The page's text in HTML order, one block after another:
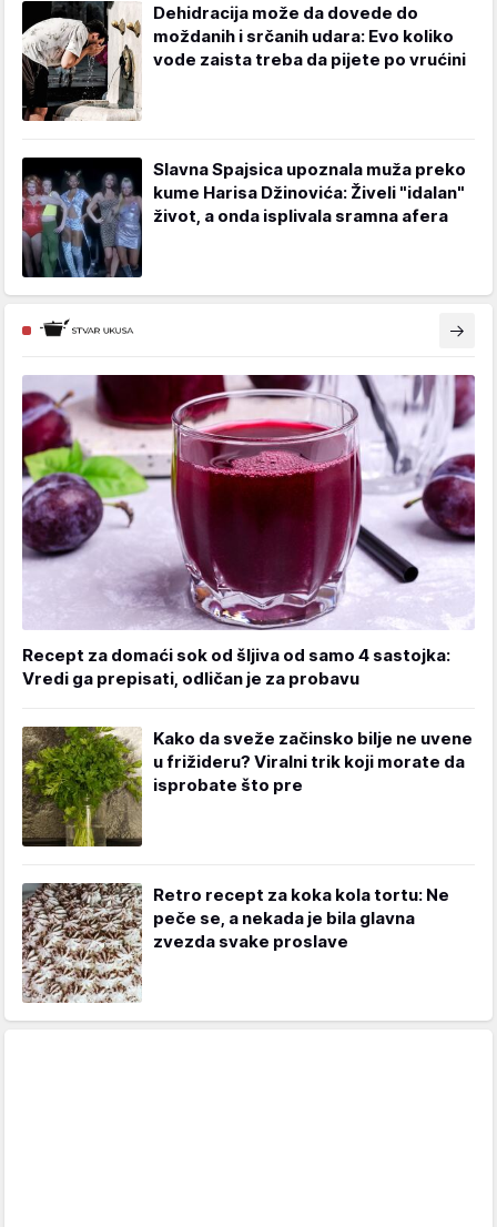
Dehidracija može da dovede do
moždanih i srčanih udara: Evo koliko
vode zaista treba da pijete po vrućini
Slavna Spajsica upoznala muža preko
kume Harisa Džinovića: Živeli "idalan"
život, a onda isplivala sramna afera
Recept za domaći sok od šljiva od samo 4 sastojka:
Vredi ga prepisati, odličan je za probavu
Kako da sveže začinsko bilje ne uvene
u frižideru? Viralni trik koji morate da
isprobate što pre
Retro recept za koka kola tortu: Ne
peče se, a nekada je bila glavna
zvezda svake proslave